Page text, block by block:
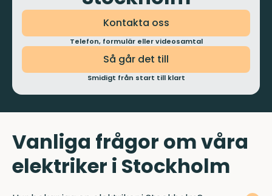
Kontakta oss
Telefon, formulär eller videosamtal
Så går det till
Smidigt från start till klart
Vanliga frågor om våra
elektriker i Stockholm